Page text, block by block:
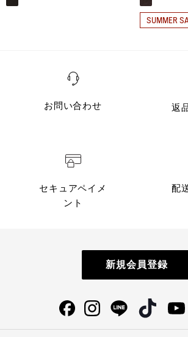
SUMMER
お問い合わせ 返
セキュアペイメ
ント
配
新規会員登録